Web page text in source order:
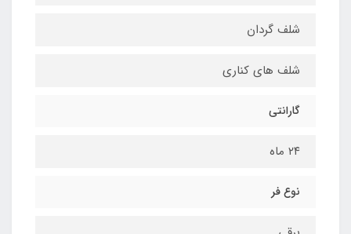
شلف گردان
شلف های کناری
گارانتی
٢٤ ماه
نوع فر